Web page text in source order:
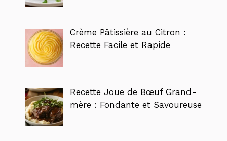
Crème Pâtissière au Citron :
Recette Facile et Rapide
Recette Joue de Bœuf Grand-
mère : Fondante et Savoureuse